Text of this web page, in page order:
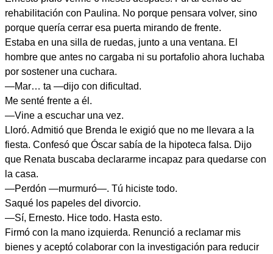
rehabilitación con Paulina. No porque pensara volver, sino
porque quería cerrar esa puerta mirando de frente.
Estaba en una silla de ruedas, junto a una ventana. El
hombre que antes no cargaba ni su portafolio ahora luchaba
por sostener una cuchara.
—Mar… ta —dijo con dificultad.
Me senté frente a él.
—Vine a escuchar una vez.
Lloró. Admitió que Brenda le exigió que no me llevara a la
fiesta. Confesó que Óscar sabía de la hipoteca falsa. Dijo
que Renata buscaba declararme incapaz para quedarse con
la casa.
—Perdón —murmuró—. Tú hiciste todo.
Saqué los papeles del divorcio.
—Sí, Ernesto. Hice todo. Hasta esto.
Firmó con la mano izquierda. Renunció a reclamar mis
bienes y aceptó colaborar con la investigación para reducir